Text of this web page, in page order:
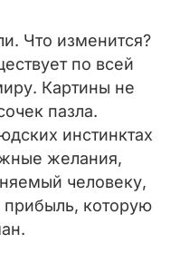
Что изменится?
по всей
Картины не
пазла.
инстинктах
желания,
человеку,
которую